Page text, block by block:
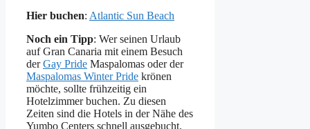
Hier buchen: Atlantic Sun Beach
Noch ein Tipp: Wer seinen Urlaub
auf Gran Canaria mit einem Besuch
derGay Pride Maspalomas oder der
Maspalomas Winter Pride krönen
möchte, sollte frühzeitig ein
Hotelzimmer buchen. Zu diesen
Zeiten sind die Hotels in der Nähe des
Yumbo Centers schnell ausgebucht.